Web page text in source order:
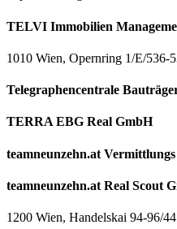
TELVI Immobilien
1010 Wien, Opernring 1/E/536-
Telegraphencentrale
TERRA EBG Real GmbH
teamneunzehn.at
teamneunzehn.at Real Scout
1200 Wien, Handelskai 94-96/